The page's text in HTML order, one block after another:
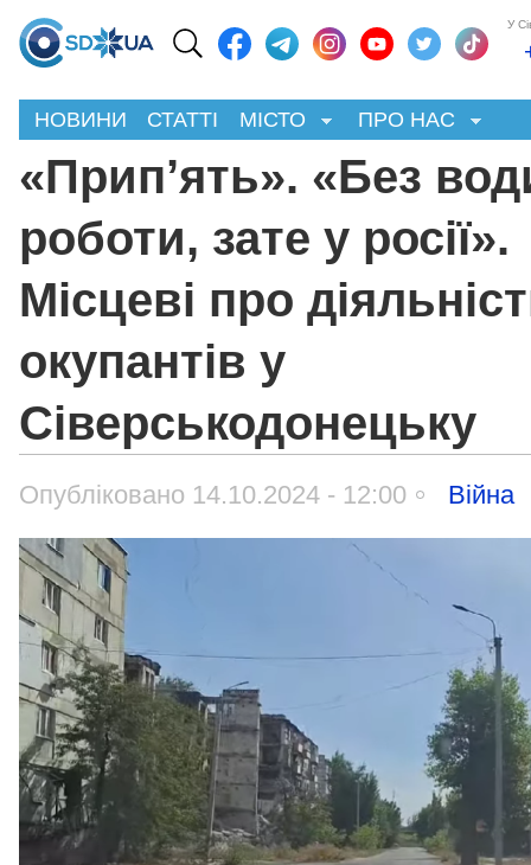
У
НОВИНИ СТАТТІ МІСТО ПРО НАС
«Прип’ять». «Без
роботи, зате у росії».
Місцеві про
окупантів у
Сіверськодонецьку
Опубліковано 14.10.2024 - 12:00 Війна